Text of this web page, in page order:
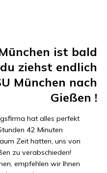
ist bald
ziehst endlich
München nach
Gießen !
hat alles perfekt
42 Minuten
Zeit hatten, uns von
zu verabschieden!
empfehlen wir Ihnen